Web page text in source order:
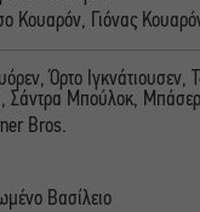
Κουαρόν, Γιόνας
Όρτο Ιγκνάτιουσεν,
Σάντρα Μπούλοκ, Μπάσερ
Bros.
Βασίλειο